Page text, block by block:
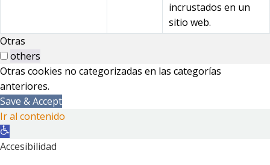
incrustados en un
sitio web.
Otras
others
Otras cookies no categorizadas en las categorías
anteriores.
Save & Accept
Ir al contenido
Abrir
barra
Accesibilidad